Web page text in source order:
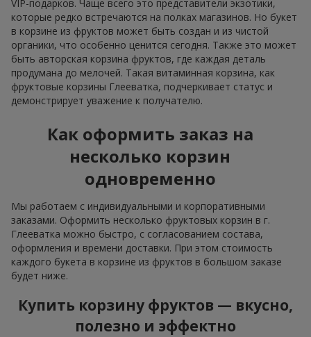
VIP-подарков. Чаще всего это представители экзотики,
которые редко встречаются на полках магазинов. Но букет
в корзине из фруктов может быть создан и из чистой
органики, что особенно ценится сегодня. Также это может
быть авторская корзина фруктов, где каждая деталь
продумана до мелочей. Такая витаминная корзина, как
фруктовые корзины Глееватка, подчеркивает статус и
демонстрирует уважение к получателю.
Как оформить заказ на
несколько корзин
одновременно
Мы работаем с индивидуальными и корпоративными
заказами. Оформить несколько фруктовых корзин в г.
Глееватка можно быстро, с согласованием состава,
оформления и времени доставки. При этом стоимость
каждого букета в корзине из фруктов в большом заказе
будет ниже.
Купить корзину фруктов — вкусно,
полезно и эффектно